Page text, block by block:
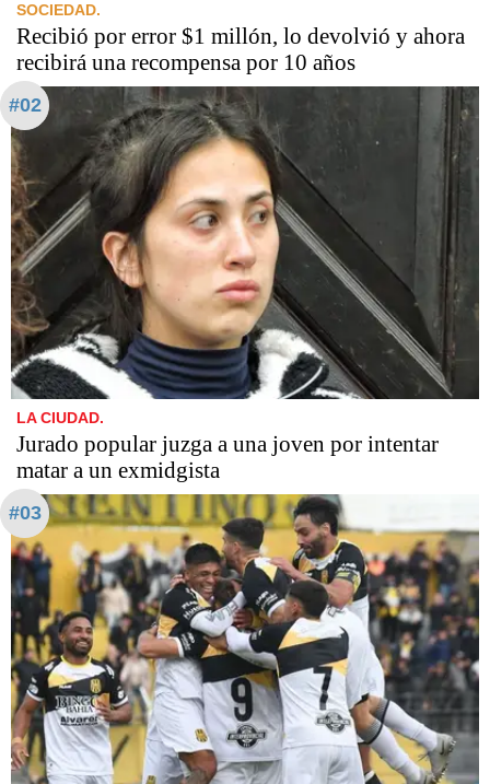
SOCIEDAD.
Recibió por error $1 millón, lo devolvió y ahora
recibirá una recompensa por 10 años
#02
LA CIUDAD.
Jurado popular juzga a una joven por intentar
matar a un exmidgista
#03